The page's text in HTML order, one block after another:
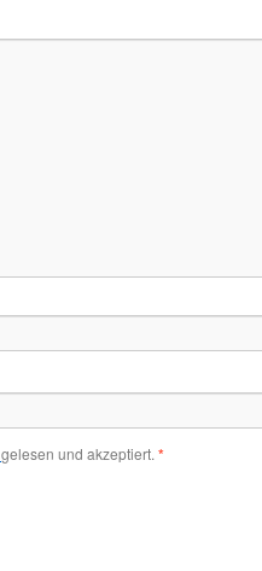
gelesen und akzeptiert. *